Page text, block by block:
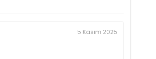
5 Kasım 2025